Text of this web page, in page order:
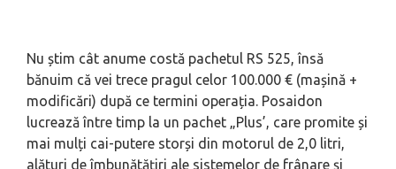
Nu știm cât anume costă pachetul RS 525, însă
bănuim că vei trece pragul celor 100.000 € (mașină +
modificări) după ce termini operația. Posaidon
lucrează între timp la un pachet „Plus’, care promite și
mai mulți cai-putere storși din motorul de 2,0 litri,
alături de îmbunătățiri ale sistemelor de frânare și